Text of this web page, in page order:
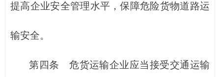
提高企业安全管理水平，保障危险货物道路运
输安全。
第四条 危货运输企业应当接受交通运输